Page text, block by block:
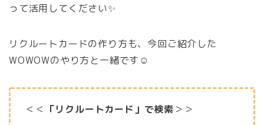
って活用してください✨
リクルートカードの作り方も、今回ご紹介した
WOWOWのやり方と一緒です☺️
＜＜ 「リクルートカード」で検索 ＞＞